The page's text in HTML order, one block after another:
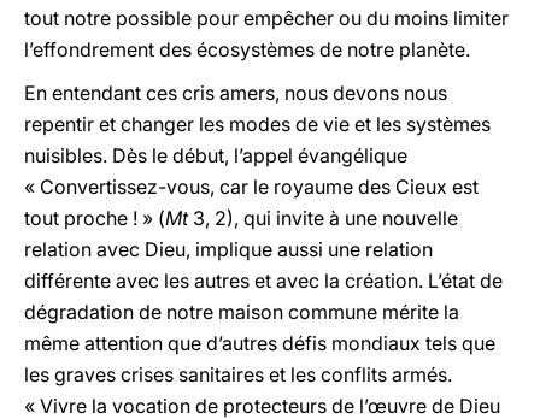
tout notre possible pour empêcher ou du moins limiter
l’effondrement des écosystèmes de notre planète.
En entendant ces cris amers, nous devons nous
repentir et changer les modes de vie et les systèmes
nuisibles. Dès le début, l’appel évangélique
« Convertissez-vous, car le royaume des Cieux est
tout proche ! » (Mt3, 2), qui invite à une nouvelle
relation avec Dieu, implique aussi une relation
différente avec les autres et avec la création. L’état de
dégradation de notre maison commune mérite la
même attention que d’autres défis mondiaux tels que
les graves crises sanitaires et les conflits armés.
« Vivre la vocation de protecteurs de l’œuvre de Dieu